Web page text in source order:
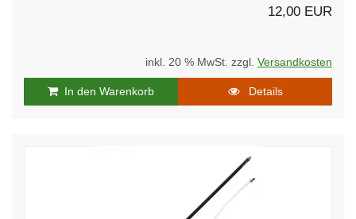
12,00 EUR
inkl. 20 % MwSt. zzgl. Versandkosten
In den Warenkorb Details